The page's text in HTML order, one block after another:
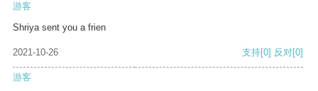
游客
Shriya sent you a frien
2021-10-26 支持[0] 反对[0]
游客